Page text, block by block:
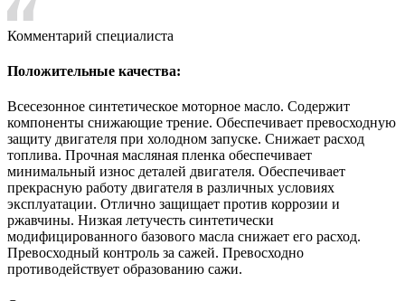
Комментарий специалиста
Положительные качества:
Всесезонное синтетическое моторное масло. Содержит
компоненты снижающие трение. Обеспечивает превосходную
защиту двигателя при холодном запуске. Снижает расход
топлива. Прочная масляная пленка обеспечивает
минимальный износ деталей двигателя. Обеспечивает
прекрасную работу двигателя в различных условиях
эксплуатации. Отлично защищает против коррозии и
ржавчины. Низкая летучесть синтетически
модифицированного базового масла снижает его расход.
Превосходный контроль за сажей. Превосходно
противодействует образованию сажи.